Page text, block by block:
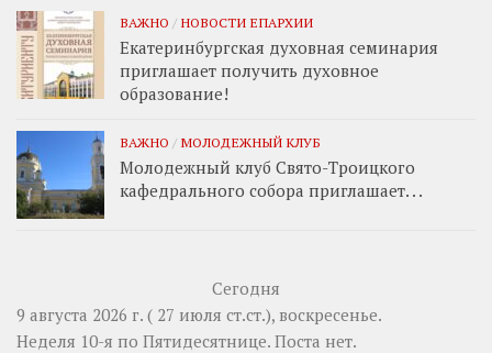
ВАЖНО / НОВОСТИ ЕПАРХИИ
Екатеринбургская духовная семинария
приглашает получить духовное
образование!
ВАЖНО / МОЛОДЕЖНЫЙ КЛУБ
Молодежный клуб Свято-Троицкого
кафедрального собора приглашает. . .
Сегодня
9 августа 2026 г. ( 27 июля ст.ст.), воскресенье.
Неделя 10-я по Пятидесятнице. Поста нет.